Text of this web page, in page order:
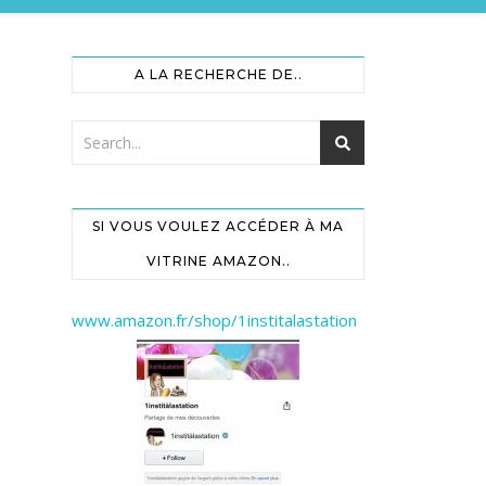
A LA RECHERCHE DE..
SI VOUS VOULEZ ACCÉDER À MA
VITRINE AMAZON..
www.amazon.fr/shop/1institalastation